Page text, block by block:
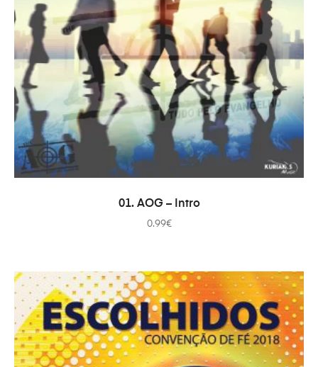
ДОДАТИ В КОШИК
01. AOG – Intro
0.99€